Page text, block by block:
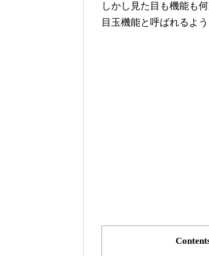
しかし見た目も機能も
目玉機能と呼ばれるよ